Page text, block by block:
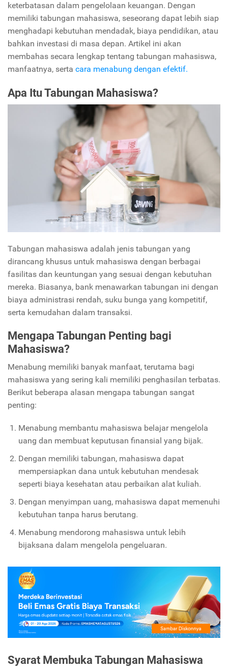
keterbatasan dalam pengelolaan keuangan. Dengan
memiliki tabungan mahasiswa, seseorang dapat lebih siap
menghadapi kebutuhan mendadak, biaya pendidikan, atau
bahkan investasi di masa depan. Artikel ini akan
membahas secara lengkap tentang tabungan mahasiswa,
manfaatnya, serta cara menabung dengan efektif.
Apa Itu Tabungan Mahasiswa?
Tabungan mahasiswa adalah jenis tabungan yang
dirancang khusus untuk mahasiswa dengan berbagai
fasilitas dan keuntungan yang sesuai dengan kebutuhan
mereka. Biasanya, bank menawarkan tabungan ini dengan
biaya administrasi rendah, suku bunga yang kompetitif,
serta kemudahan dalam transaksi.
Mengapa Tabungan Penting bagi
Mahasiswa?
Menabung memiliki banyak manfaat, terutama bagi
mahasiswa yang sering kali memiliki penghasilan terbatas.
Berikut beberapa alasan mengapa tabungan sangat
penting:
Menabung membantu mahasiswa belajar mengelola
uang dan membuat keputusan finansial yang bijak.
Dengan memiliki tabungan, mahasiswa dapat
mempersiapkan dana untuk kebutuhan mendesak
seperti biaya kesehatan atau perbaikan alat kuliah.
Dengan menyimpan uang, mahasiswa dapat memenuhi
kebutuhan tanpa harus berutang.
Menabung mendorong mahasiswa untuk lebih
bijaksana dalam mengelola pengeluaran.
Syarat Membuka Tabungan Mahasiswa